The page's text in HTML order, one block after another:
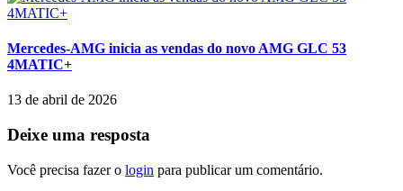
Mercedes-AMG inicia as vendas do novo AMG GLC 53
4MATIC+
13 de abril de 2026
Deixe uma resposta
Você precisa fazer o login para publicar um comentário.